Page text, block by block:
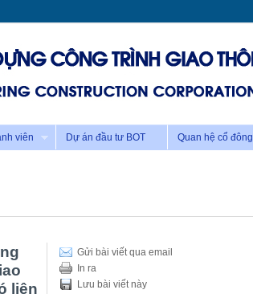
viên Dự án đầu tư BOT Quan hệ cổ đông
Gửi bài viết qua email
In ra
Lưu bài viết này
liên